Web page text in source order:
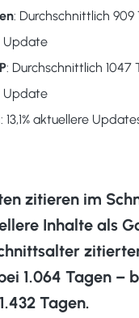
: Durchschnittlich 909
Update
: Durchschnittlich 1047
Update
: 13,1% aktuellere
zitieren im
Inhalte als
1.064 Tagen –
Tagen.